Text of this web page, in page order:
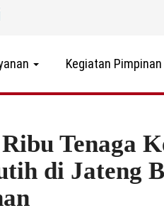
Kegiatan Pimpinan
Tenaga
di Jateng